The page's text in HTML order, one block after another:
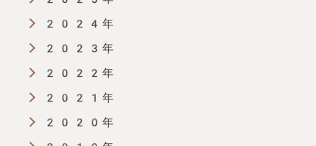
2024年
2023年
2022年
2021年
2020年